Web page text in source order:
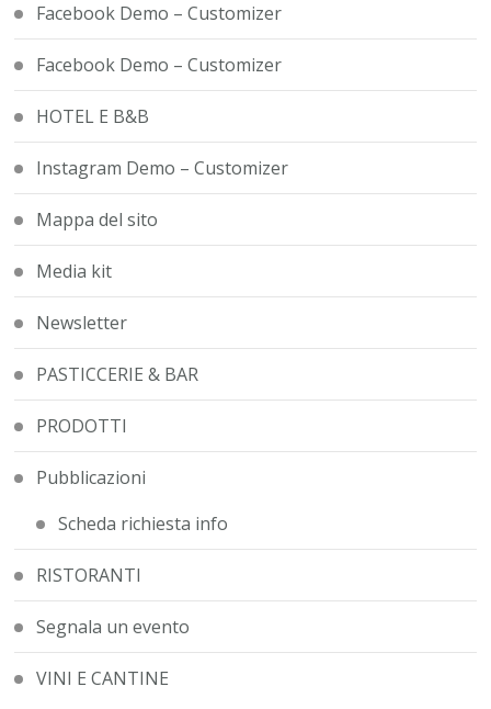
Facebook Demo – Customizer
Facebook Demo – Customizer
HOTEL E B&B
Instagram Demo – Customizer
Mappa del sito
Media kit
Newsletter
PASTICCERIE & BAR
PRODOTTI
Pubblicazioni
Scheda richiesta info
RISTORANTI
Segnala un evento
VINI E CANTINE